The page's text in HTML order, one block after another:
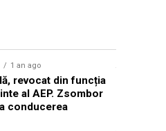
1 an ago
revocat din funcția
al AEP. Zsombor
conducerea